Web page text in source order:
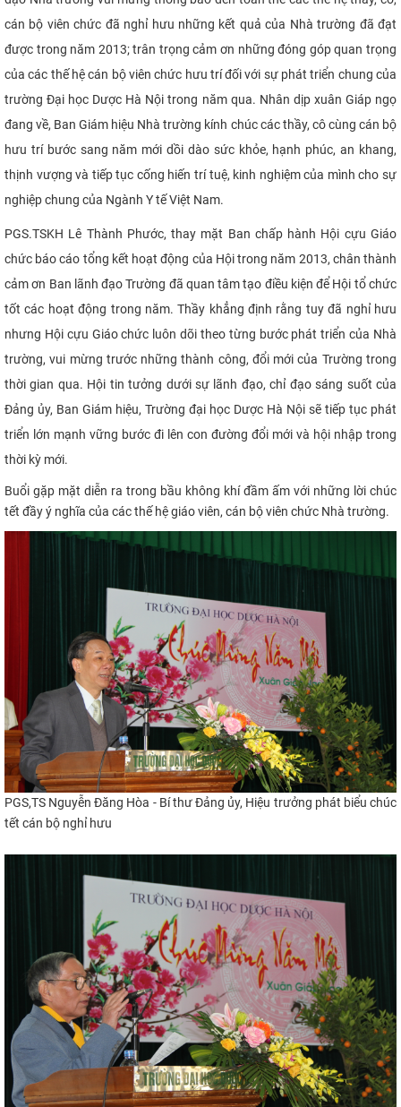
cán bộ viên chức đã nghỉ hưu những kết quả của Nhà trường đã đạt
được trong năm 2013; trân trọng cảm ơn những đóng góp quan trọng
của các thế hệ cán bộ viên chức hưu trí đối với sự phát triển chung của
trường Đại học Dược Hà Nội trong năm qua. Nhân dịp xuân Giáp ngọ
đang về, Ban Giám hiệu Nhà trường kính chúc các thầy, cô cùng cán bộ
hưu trí bước sang năm mới dồi dào sức khỏe, hạnh phúc, an khang,
thịnh vượng và tiếp tục cống hiến trí tuệ, kinh nghiệm của mình cho sự
nghiệp chung của Ngành Y tế Việt Nam.
PGS.TSKH Lê Thành Phước, thay mặt Ban chấp hành Hội cựu Giáo
chức báo cáo tổng kết hoạt động của Hội trong năm 2013, chân thành
cảm ơn Ban lãnh đạo Trường đã quan tâm tạo điều kiện để Hội tổ chức
tốt các hoạt động trong năm. Thầy khẳng định rằng tuy đã nghỉ hưu
nhưng Hội cựu Giáo chức luôn dõi theo từng bước phát triển của Nhà
trường, vui mừng trước những thành công, đổi mới của Trường trong
thời gian qua. Hội tin tưởng dưới sự lãnh đạo, chỉ đạo sáng suốt của
Đảng ủy, Ban Giám hiệu, Trường đại học Dược Hà Nội sẽ tiếp tục phát
triển lớn mạnh vững bước đi lên con đường đổi mới và hội nhập trong
thời kỳ mới.
Buổi gặp mặt diễn ra trong bầu không khí đầm ấm với những lời chúc
tết đầy ý nghĩa của các thế hệ giáo viên, cán bộ viên chức Nhà trường.​
PGS,TS Nguyễn Đăng Hòa - Bí thư Đảng ủy, Hiệu trưởng phát biểu chúc
tết cán bộ nghỉ hưu